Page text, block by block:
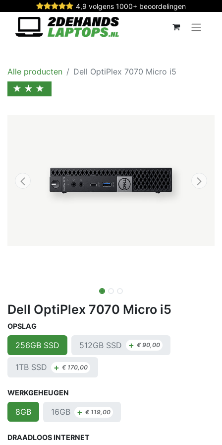
4,9 volgens 1000+ beoordelingen
Alle producten Dell OptiPlex 7070 Micro i5
★★★
Dell OptiPlex 7070 Micro i5
OPSLAG
256GB SSD 512GB SSD + €90,00
1TB SSD + € 170,00
WERKGEHEUGEN
8GB 16GB + € 119,00
DRAADLOOS INTERNET